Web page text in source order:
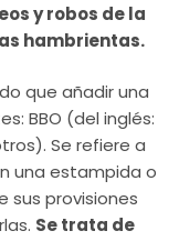
y robos de la
hambrientas.
que añadir una
BBO (del inglés:
Se refiere a
una estampida o
sus provisiones
Se trata de